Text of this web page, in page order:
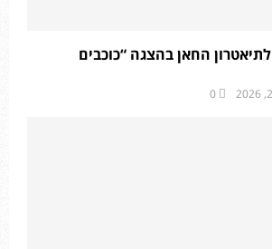
החאן בהצגה “כוכבים
0